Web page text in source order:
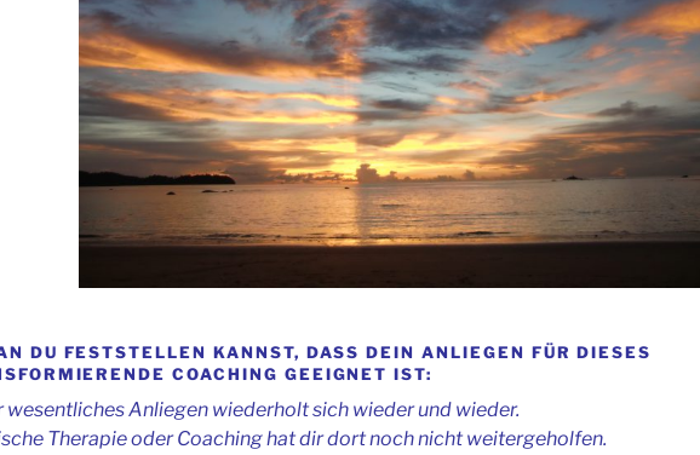
DU FESTSTELLEN KANNST, DASS DEIN ANLIEGEN FÜR DIESES
COACHING GEEIGNET IST:
wesentliches Anliegen wiederholt sich wieder und wieder.
Therapie oder Coaching hat dir dort noch nicht weitergeholfen.